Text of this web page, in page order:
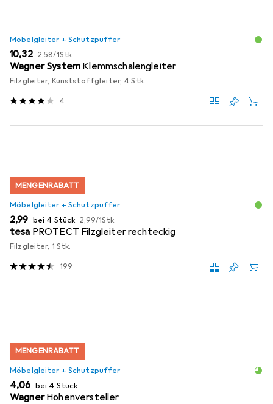
Möbelgleiter + Schutzpuffer
EUR
10,32 EUR
2,58/1Stk.
Wagner System Klemmschalengleiter
Filzgleiter, Kunststoffgleiter, 4 Stk.
4
MENGENRABATT
Möbelgleiter + Schutzpuffer
EUR
2,99 bei 4 Stück EUR
2,99/1Stk.
tesa PROTECT Filzgleiter rechteckig
Filzgleiter, 1 Stk.
199
MENGENRABATT
Möbelgleiter + Schutzpuffer
EUR
4,06 bei 4 Stück
Wagner Höhenversteller